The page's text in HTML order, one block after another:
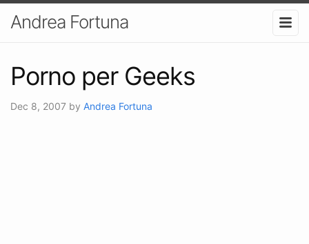
Andrea Fortuna
Porno per Geeks
Dec 8, 2007 by Andrea Fortuna